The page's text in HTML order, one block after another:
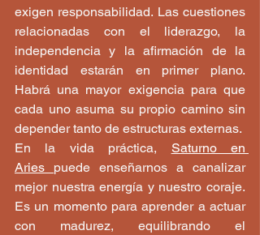
exigen responsabilidad. Las cuestiones
relacionadas con el liderazgo, la
independencia y la afirmación de la
identidad estarán en primer plano.
Habrá una mayor exigencia para que
cada uno asuma su propio camino sin
depender tanto de estructuras externas.
En la vida práctica, Saturno en
Aries puede enseñarnos a canalizar
mejor nuestra energía y nuestro coraje.
Es un momento para aprender a actuar
con madurez, equilibrando el